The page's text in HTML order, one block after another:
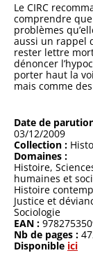
Le CIRC
comprendre
problèmes
aussi un rappel
rester lettre
dénoncer
porter haut la
mais comme
Date de
03/12/2009
Collection :
Domaines :
Histoire,
humaines et
Histoire
Justice et
Sociologie
EAN :
Nb de pages :
Disponible ici